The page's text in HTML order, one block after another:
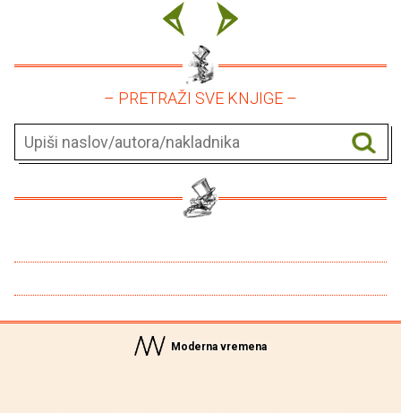
– PRETRAŽI SVE KNJIGE –
Moderna vremena